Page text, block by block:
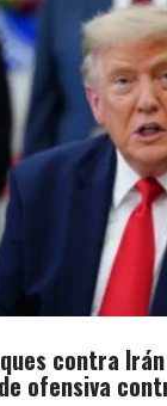
contra
ofensiva